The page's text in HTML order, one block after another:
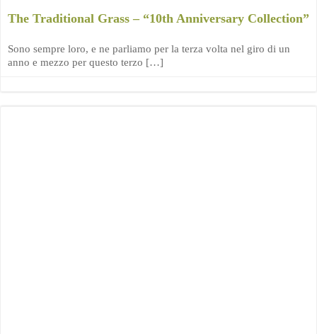
The Traditional Grass – “10th Anniversary Collection”
Sono sempre loro, e ne parliamo per la terza volta nel giro di un
anno e mezzo per questo terzo […]